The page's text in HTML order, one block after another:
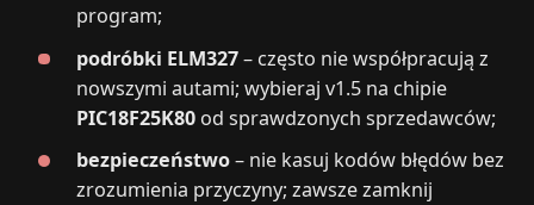
program;
podróbki ELM327– często nie współpracują z
nowszymi autami; wybieraj v1.5 na chipie
PIC18F25K80 od sprawdzonych sprzedawców;
bezpieczeństwo– nie kasuj kodów błędów bez
zrozumienia przyczyny; zawsze zamknij